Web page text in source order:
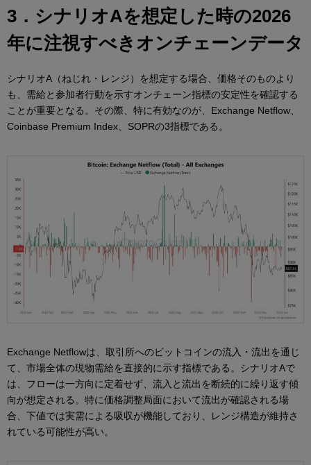
3．シナリオAを想定した時の2026
年に注視すべきオンチェーンデータ
シナリオA（ねじれ・レンジ）を想定する場合、価格そのものより
も、需給と参加者行動を示すオンチェーン指標の安定性を確認する
ことが重要となる。その際、特に有効なのが、Exchange Netflow、
Coinbase Premium Index、SOPRの3指標である。
Exchange Netflowは、取引所へのビットコインの流入・流出を通じ
て、市場全体の現物需給を直接的に示す指標である。シナリオAで
は、フローは一方向に定着せず、流入と流出を断続的に繰り返す傾
向が想定される。特に価格調整局面において流出が確認される場
合、下値では実需による吸収が機能しており、レンジ構造が維持さ
れている可能性が高い。